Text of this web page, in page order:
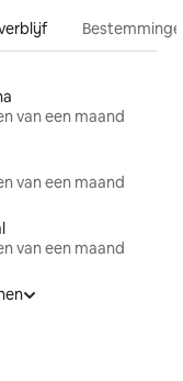
van een maand
van een maand
van een maand